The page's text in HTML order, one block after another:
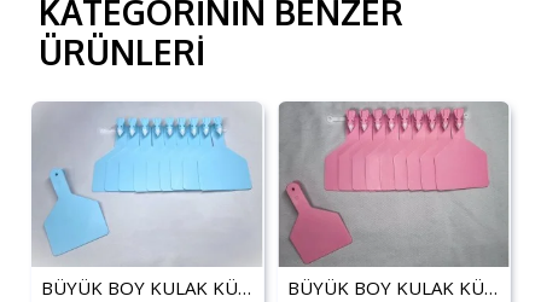
KATEGORININ BENZER
ÜRÜNLERI
BÜYÜK BOY KULAK KÜPESİ AÇIK MAVİ BÜYÜK BOY KULAK KÜPESİ AÇIK PEMBE